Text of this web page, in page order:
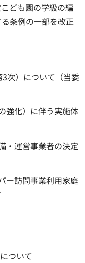
ども園の学級の編
条例の一部を改正
3次）について（当委
強化）に伴う実施体
・運営事業者の決定
ー訪問事業利用家庭
ついて